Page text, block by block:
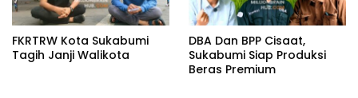
FKRTRW Kota Sukabumi
Tagih Janji Walikota
DBA Dan BPP Cisaat,
Sukabumi Siap Produksi
Beras Premium